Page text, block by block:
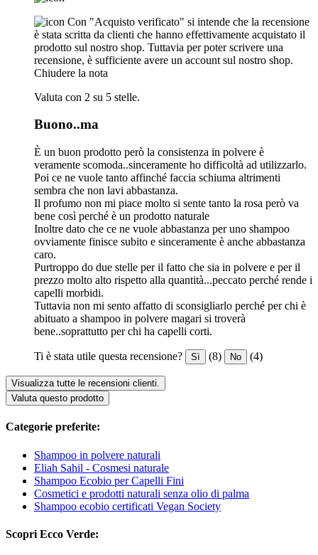
Con "Acquisto verificato" si intende che la recensione
è stata scritta da clienti che hanno effettivamente acquistato il
prodotto sul nostro shop. Tuttavia per poter scrivere una
recensione, è sufficiente avere un account sul nostro shop.
Chiudere la nota
Valuta con 2 su 5 stelle.
Buono..ma
È un buon prodotto però la consistenza in polvere è
veramente scomoda..sinceramente ho difficoltà ad utilizzarlo.
Poi ce ne vuole tanto affinché faccia schiuma altrimenti
sembra che non lavi abbastanza.
Il profumo non mi piace molto si sente tanto la rosa però va
bene così perché è un prodotto naturale
Inoltre dato che ce ne vuole abbastanza per uno shampoo
ovviamente finisce subito e sinceramente è anche abbastanza
caro.
Purtroppo do due stelle per il fatto che sia in polvere e per il
prezzo molto alto rispetto alla quantità...peccato perché rende i
capelli morbidi.
Tuttavia non mi sento affatto di sconsigliarlo perché per chi è
abituato a shampoo in polvere magari si troverà
bene..soprattutto per chi ha capelli corti.
Ti è stata utile questa recensione? Sì (8) No (4)
Visualizza tutte le recensioni clienti.
Valuta questo prodotto
Categorie preferite:
Shampoo in polvere naturali
Eliah Sahil - Cosmesi naturale
Shampoo Ecobio per Capelli Fini
Cosmetici e prodotti naturali senza olio di palma
Shampoo ecobio certificati Vegan Society
Scopri Ecco Verde: